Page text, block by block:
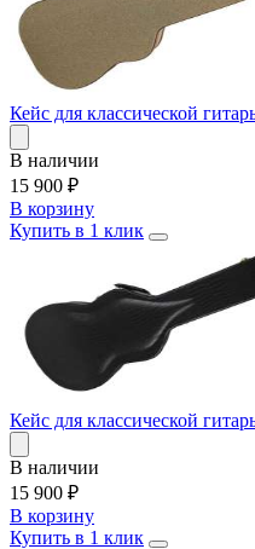
Кейс для классической
В наличии
15 900 ₽
В корзину
Купить в 1 клик
Кейс для классической
В наличии
15 900 ₽
В корзину
Купить в 1 клик